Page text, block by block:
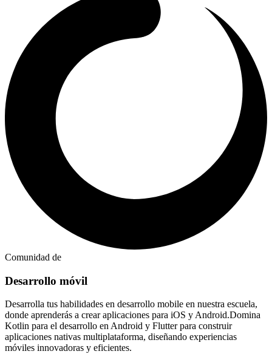
Comunidad de
Desarrollo móvil
Desarrolla tus habilidades en desarrollo mobile en nuestra escuela,
donde aprenderás a crear aplicaciones para iOS y Android.Domina
Kotlin para el desarrollo en Android y Flutter para construir
aplicaciones nativas multiplataforma, diseñando experiencias
móviles innovadoras y eficientes.